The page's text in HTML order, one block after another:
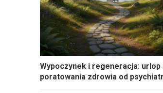
Wypoczynek i regeneracja: urlop
poratowania zdrowia od